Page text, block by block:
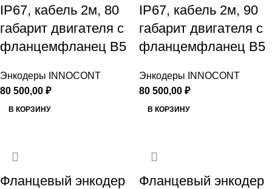
IP67, кабель 2м, 80
габарит двигателя с
фланцемфланец B5
Энкодеры INNOCONT
80 500,00 ₽
В КОРЗИНУ
IP67, кабель 2м, 90
габарит двигателя с
фланцемфланец B5
Энкодеры INNOCONT
80 500,00 ₽
В КОРЗИНУ
Фланцевый энкодер
Фланцевый энкодер